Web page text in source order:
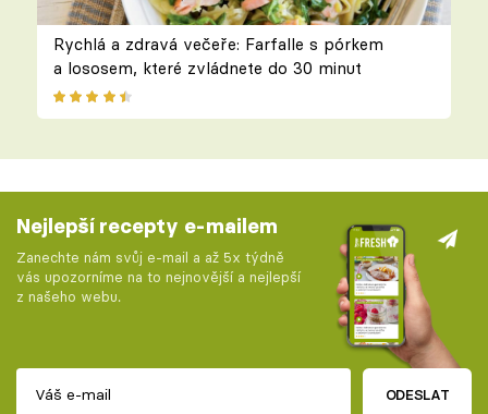
Rychlá a zdravá večeře: Farfalle s pórkem
a lososem, které zvládnete do 30 minut
Nejlepší recepty e-mailem
Zanechte nám svůj e-mail a až 5x týdně
vás upozorníme na to nejnovější a nejlepší
z našeho webu.
ODESLAT